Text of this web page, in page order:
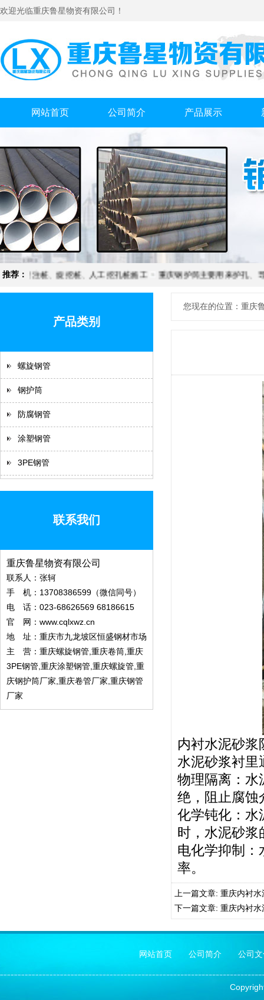
欢迎光临重庆鲁星物资有限公司！
网站首页 公司简介 产品展示
推荐：
孔灌注桩、旋挖桩、人工挖孔桩施工 重庆钢护筒主要用来护孔、导
产品类别
螺旋钢管
钢护筒
防腐钢管
涂塑钢管
3PE钢管
联系我们
重庆鲁星物资有限公司
联系人：张轲
手 机：13708386599（微信同号）
电 话：023-68626569 68186615
官 网： www.cqlxwz.cn
地 址：重庆市九龙坡区恒盛钢材市场
主 营：重庆螺旋钢管,重庆卷筒,重庆
3PE钢管,重庆涂塑钢管,重庆螺旋管,重
庆钢护筒厂家,重庆卷管厂家,重庆钢管
厂家
您现在的位置：重庆
内衬水泥砂浆
水泥砂浆衬里
物理隔离：水
绝，阻止腐蚀
化学钝化：水
时，水泥砂浆
电化学抑制：
率。
上一篇文章: 重庆内衬水
下一篇文章: 重庆内衬水
网站首页 公司简介 公司